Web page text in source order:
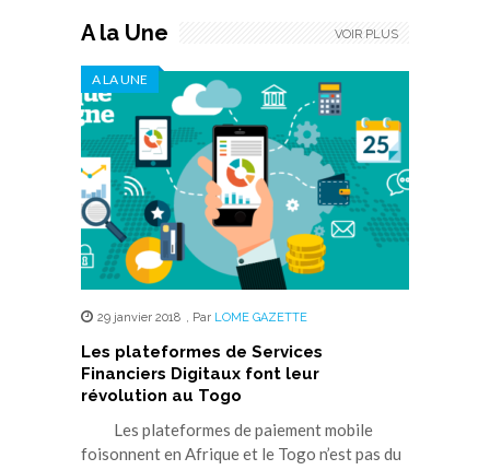
A la Une
A LA UNE
29 janvier 2018 , Par LOME GAZETTE
Les plateformes de Services
Financiers Digitaux font leur
révolution au Togo
Les plateformes de paiement mobile
foisonnent en Afrique et le Togo n’est pas du
VOIR PLUS